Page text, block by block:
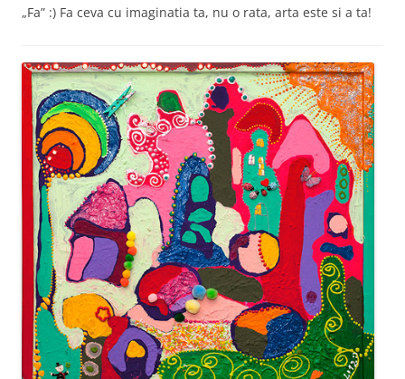
„Fa” :) Fa ceva cu imaginatia ta, nu o rata, arta este si a ta!